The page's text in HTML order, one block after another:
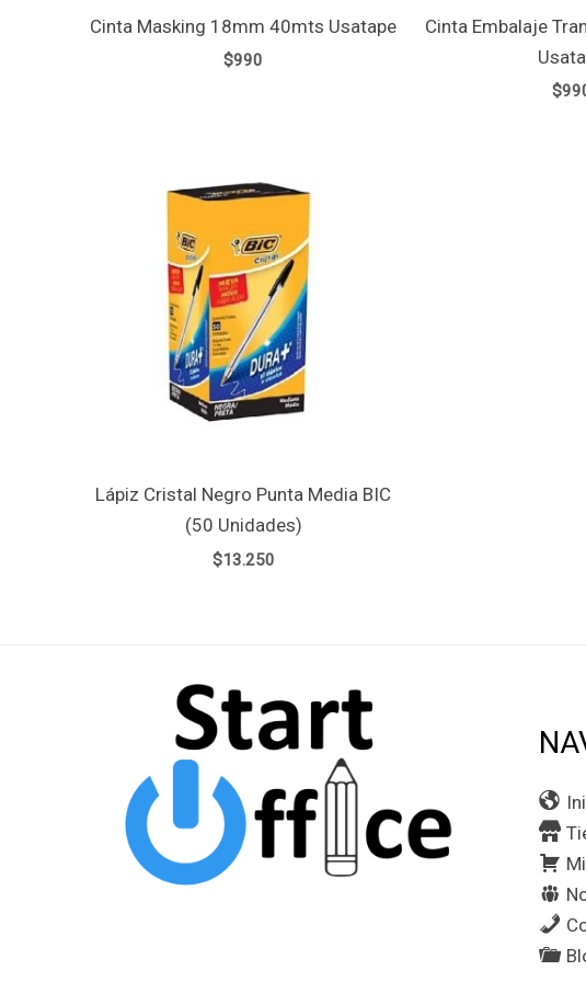
Cinta Masking 18mm 40mts Usatape
$990
Cinta Embalaje
$
Lápiz Cristal Negro Punta Media BIC
(50 Unidades)
$13.250